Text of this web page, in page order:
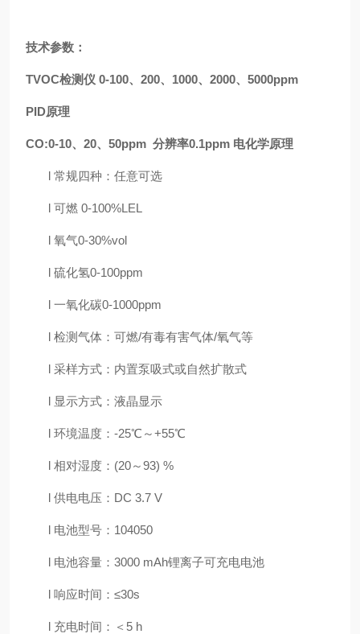
技术参数：
TVOC检测仪 0-100、200、1000、2000、5000ppm
PID原理
CO:0-10、20、50ppm 分辨率0.1ppm 电化学原理
l 常规四种：任意可选
l 可燃 0-100%LEL
l 氧气0-30%vol
l 硫化氢0-100ppm
l 一氧化碳0-1000ppm
l 检测气体：可燃/有毒有害气体/氧气等
l 采样方式：内置泵吸式或自然扩散式
l 显示方式：液晶显示
l 环境温度： -25℃～+55℃
l 相对湿度： (20～93) %
l 供电电压： DC 3.7 V
l 电池型号： 104050
l 电池容量： 3000 mAh锂离子可充电电池
l 响应时间： ≤30s
l 充电时间：＜ 5 h